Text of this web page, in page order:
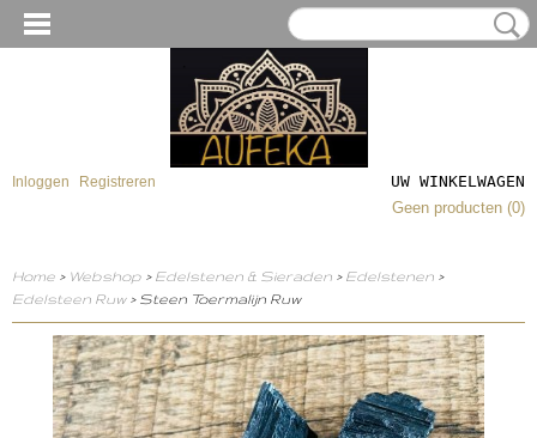
Inloggen Registreren
UW WINKELWAGEN
Geen producten (0)
Home > Webshop > Edelstenen & Sieraden > Edelstenen >
Edelsteen Ruw> Steen Toermalijn Ruw